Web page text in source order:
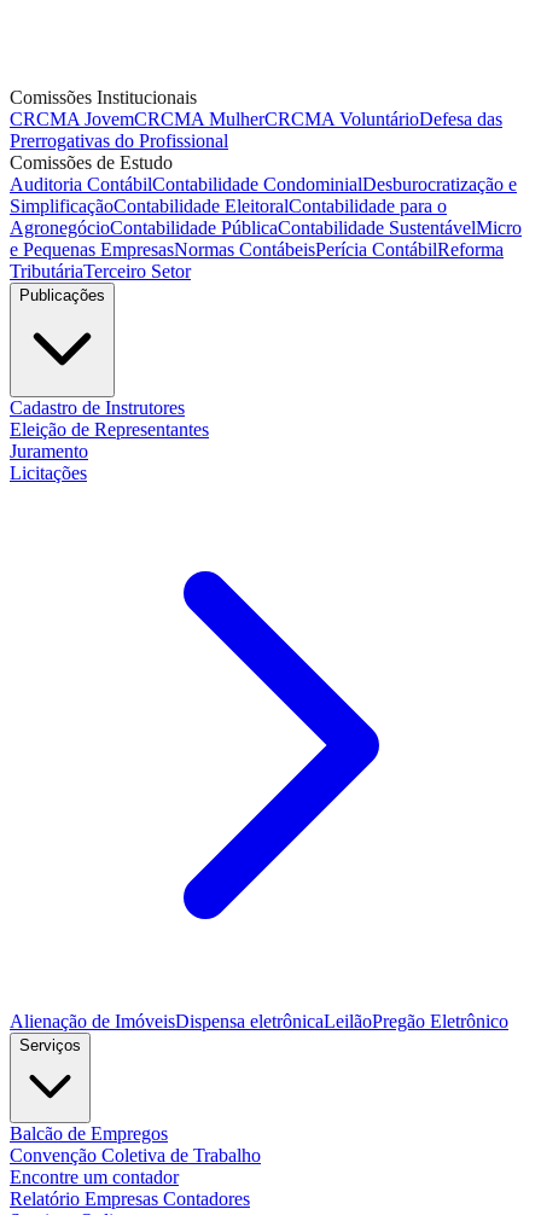
Comissões Institucionais
CRCMA JovemCRCMA MulherCRCMA VoluntárioDefesa das
Prerrogativas do Profissional
Comissões de Estudo
Auditoria ContábilContabilidade CondominialDesburocratização e
SimplificaçãoContabilidade EleitoralContabilidade para o
AgronegócioContabilidade PúblicaContabilidade SustentávelMicro
e Pequenas EmpresasNormas ContábeisPerícia ContábilReforma
TributáriaTerceiro Setor
Publicações
Cadastro de Instrutores
Eleição de Representantes
Juramento
Licitações
Alienação de ImóveisDispensa eletrônicaLeilãoPregão Eletrônico
Serviços
Balcão de Empregos
Convenção Coletiva de Trabalho
Encontre um contador
Relatório Empresas Contadores